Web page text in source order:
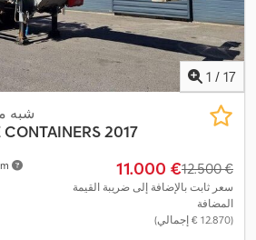
1 / 17
شبه
CONTAINERS 2017
‏11.000 € ‏12.500 €
سعر ثابت بالإضافة إلى ضريبة القيمة
المضافة
(‏12.870 € إجمالي)